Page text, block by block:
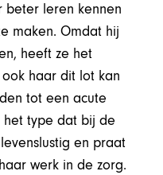
leren kennen
maken. Omdat hij
heeft ze het
haar dit lot kan
tot een acute
het type dat bij de
en praat
werk in de zorg.